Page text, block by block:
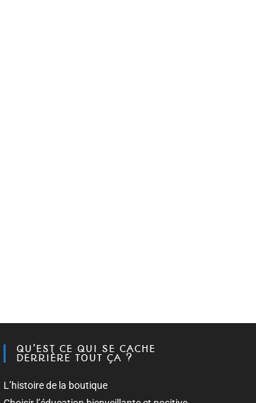
QU’EST CE QUI SE CACHE
DERRIÈRE TOUT ÇA ?
L’histoire de la boutique